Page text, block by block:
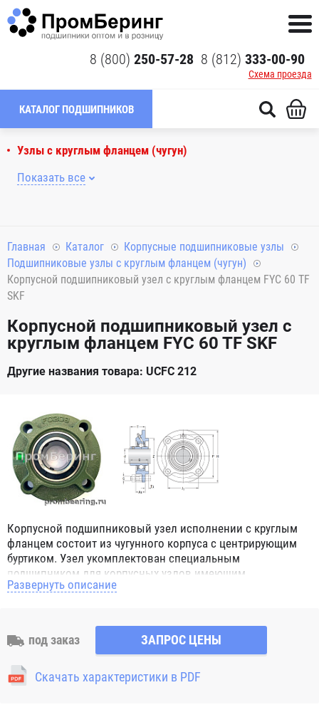
8 (800) 250-57-28 8 (812) 333-00-90
Схема проезда
КАТАЛОГ ПОДШИПНИКОВ
Узлы с круглым фланцем (чугун)
Показать все
Главная Каталог
Корпусные подшипниковые узлы
Подшипниковые узлы с круглым фланцем (чугун)
Корпусной подшипниковый узел с круглым фланцем FYC 60 TF
SKF
Корпусной подшипниковый узел с
круглым фланцем FYC 60 TF SKF
Другие названия товара: UCFC 212
Корпусной подшипниковый узел исполнении с круглым
фланцем состоит из чугунного корпуса с центрирующим
буртиком. Узел укомплектован специальным
подшипником для корпусных узлов имеющим
сферическое наружное кольцо. При монтаже корпусных
вала или неточность монтажа. Корпус имеет четыре
отверстия для закрепления. Узлы c круглым чугунным
фланцем являются обслуживаемыми, подшипник
смазывается через специальный фиттинг (тавотницу)
Развернуть описание
под заказ ЗАПРОС ЦЕНЫ
Скачать характеристики в PDF